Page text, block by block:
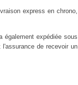
express en chrono,
également expédiée sous
de recevoir un